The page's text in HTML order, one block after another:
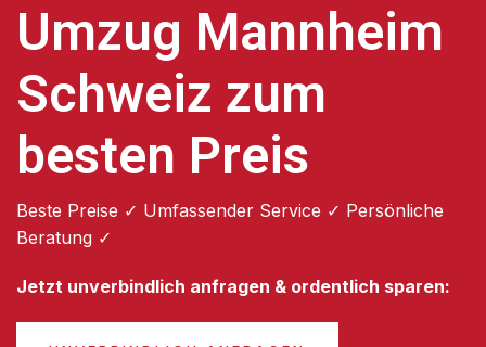
Umzug Mannheim
Schweiz zum
besten Preis
Beste Preise ✓ Umfassender Service ✓ Persönliche
Beratung ✓
Jetzt unverbindlich anfragen & ordentlich sparen: